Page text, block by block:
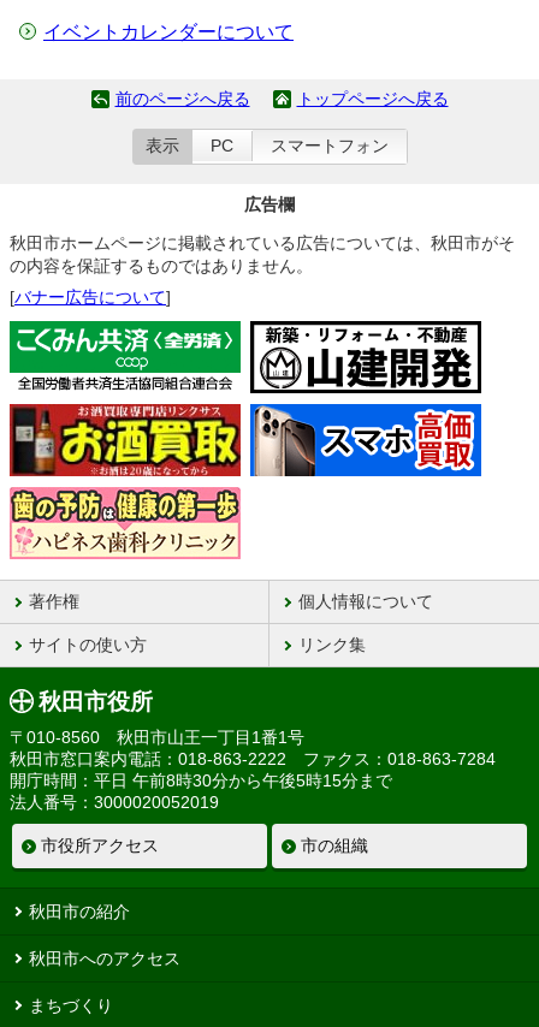
イベントカレンダーについて
前のページへ戻る トップページへ戻る
表示 PC スマートフォン
広告欄
秋田市ホームページに掲載されている広告については、秋田市がそ
の内容を保証するものではありません。
[バナー広告について]
著作権 個人情報について
サイトの使い方 リンク集
秋田市役所
〒010-8560 秋田市山王一丁目1番1号
秋田市窓口案内電話：018-863-2222 ファクス：018-863-7284
開庁時間：平日 午前8時30分から午後5時15分まで
法人番号：3000020052019
市役所アクセス 市の組織
秋田市の紹介
秋田市へのアクセス
まちづくり